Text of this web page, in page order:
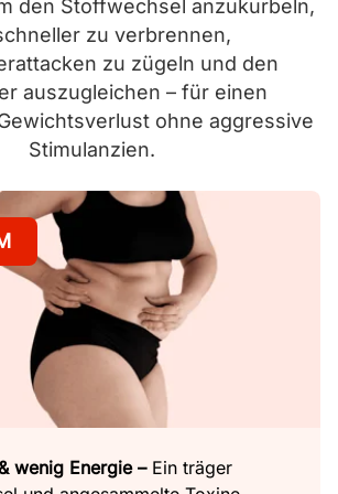
den Stoffwechsel anzukurbeln,
zu verbrennen,
zu zügeln und den
auszugleichen – für einen
ohne aggressive
Stimulanzien.
wenig Energie –Ein träger